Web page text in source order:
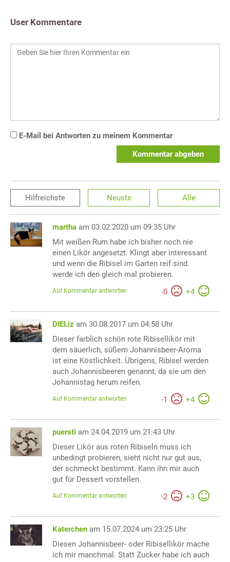
User Kommentare
E-Mail bei Antworten zu meinem Kommentar
Kommentar abgeben
Hilfreichste Neuste Alle
martha am 03.02.2020 um 09:35 Uhr
Mit weißen Rum habe ich bisher noch nie
einen Likör angesetzt. Klingt aber interessant
und wenn die Ribisel im Garten reif sind.
werde ich den gleich mal probieren.
-0 +4
Auf Kommentar antworten
DIELiz am 30.08.2017 um 04:58 Uhr
Dieser farblich schön rote Ribisellikör mit
dem säuerlich, süßem Johannisbeer-Aroma
ist eine Köstlichkeit. Übrigens, Ribisel werden
auch Johannisbeeren genannt, da sie um den
Johannistag herum reifen.
-1 +4
Auf Kommentar antworten
puersti am 24.04.2019 um 21:43 Uhr
Dieser Likör aus roten Ribiseln muss ich
unbedingt probieren, sieht nicht nur gut aus,
der schmeckt bestimmt. Kann ihn mir auch
gut für Dessert vorstellen.
-2 +3
Auf Kommentar antworten
Katerchen am 15.07.2024 um 23:25 Uhr
Diesen Johannisbeer- oder Ribisellikör mache
ich mir manchmal. Statt Zucker habe ich auch